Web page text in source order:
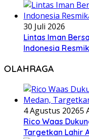
30 Juli 2026
Lintas Iman
Indonesia
OLAHRAGA
4 Agustus 20265
Rico Waas
Targetkan Lahir